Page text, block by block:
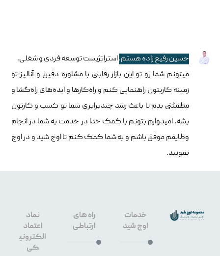
حسین رفیع زاده هستم.استراتژیست توسعه فردی و شغلی.
میتونم شما رو تو این بازار رقابتی با مشاوره دقیق و آنالیز تو
زمینه کاریتون راهنمایی کنم و راه‌کارها و ایده‌های راه‌گشا و
مطمئنی بدم تا باعث رشد چندبرابری شما تو کسب و کارتون
بشه. امیدوارم بتونم با کمک خدا در خدمت به شما در انجام
وظایفم موفق باشم و به شما کمک کنم تا اوج شید و در اوج
بمونید.
خدمات
اوج شید
راه های
ارتباطی
نماد
اعتماد
الکترونی
کی